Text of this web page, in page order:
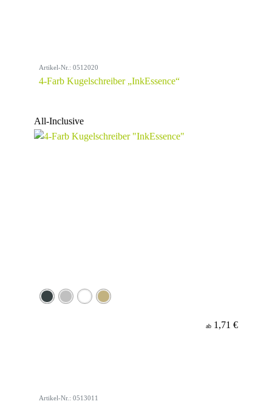
Artikel-Nr.: 0512020
4-Farb Kugelschreiber „InkEssence“
All-Inclusive
ab 1,71 €
Artikel-Nr.: 0513011